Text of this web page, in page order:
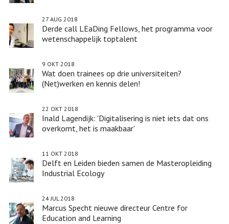
Derde call LEaDing Fellows, het programma voor
wetenschappelijk toptalent
27 AUG 2018
Wat doen trainees op drie universiteiten?
(Net)werken en kennis delen!
9 OKT 2018
Inald Lagendijk: 'Digitalisering is niet iets dat ons
overkomt, het is maakbaar'
22 OKT 2018
Delft en Leiden bieden samen de Masteropleiding
Industrial Ecology
11 OKT 2018
Marcus Specht nieuwe directeur Centre for
Education and Learning
24 JUL 2018